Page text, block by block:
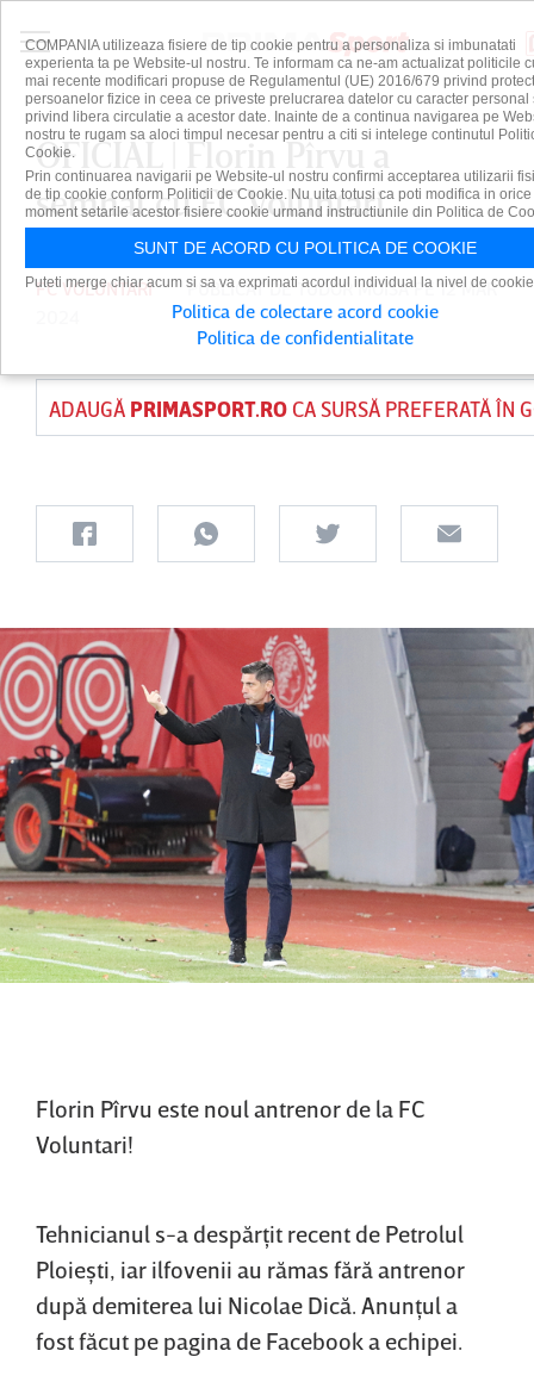
OFICIAL | Florin Pîrvu a
semnat cu FC Voluntari
FC VOLUNTARI PUBLICAT DE TUDOR MOISAPE 12 MAR
ADAUGĂ PRIMASPORT.ROCA SURSĂ PREFERATĂ ÎN
Florin Pîrvu este noul antrenor de la FC
Voluntari!
Tehnicianul s-a despărţit recent de Petrolul
Ploieşti, iar ilfovenii au rămas fără antrenor
după demiterea lui Nicolae Dică. Anunţul a
fost făcut pe pagina de Facebook a echipei.
COMPANIA utilizeaza fisiere de tip cookie pentru a personaliza si imbunatati
experienta ta pe Website-ul nostru. Te informam ca ne-am actualizat politicile
mai recente modificari propuse de Regulamentul (UE) 2016/679 privind
persoanelor fizice in ceea ce priveste prelucrarea datelor cu caracter personal
privind libera circulatie a acestor date. Inainte de a continua navigarea pe
nostru te rugam sa aloci timpul necesar pentru a citi si intelege continutul
Cookie.
Prin continuarea navigarii pe Website-ul nostru confirmi acceptarea utilizarii
de tip cookie conform Politicii de Cookie. Nu uita totusi ca poti modifica in orice
moment setarile acestor fisiere cookie urmand instructiunile din Politica de
SUNT DE ACORD CU POLITICA DE COOKIE
Puteti merge chiar acum si sa va exprimati acordul individual la nivel de
Politica de colectare acord cookie
Politica de confidentialitate